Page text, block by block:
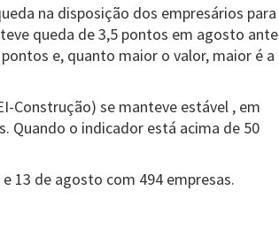
na disposição dos empresários para
queda de 3,5 pontos em agosto ante
e, quanto maior o valor, maior é a
Construção) se manteve estável , em
Quando o indicador está acima de 50
13 de agosto com 494 empresas.